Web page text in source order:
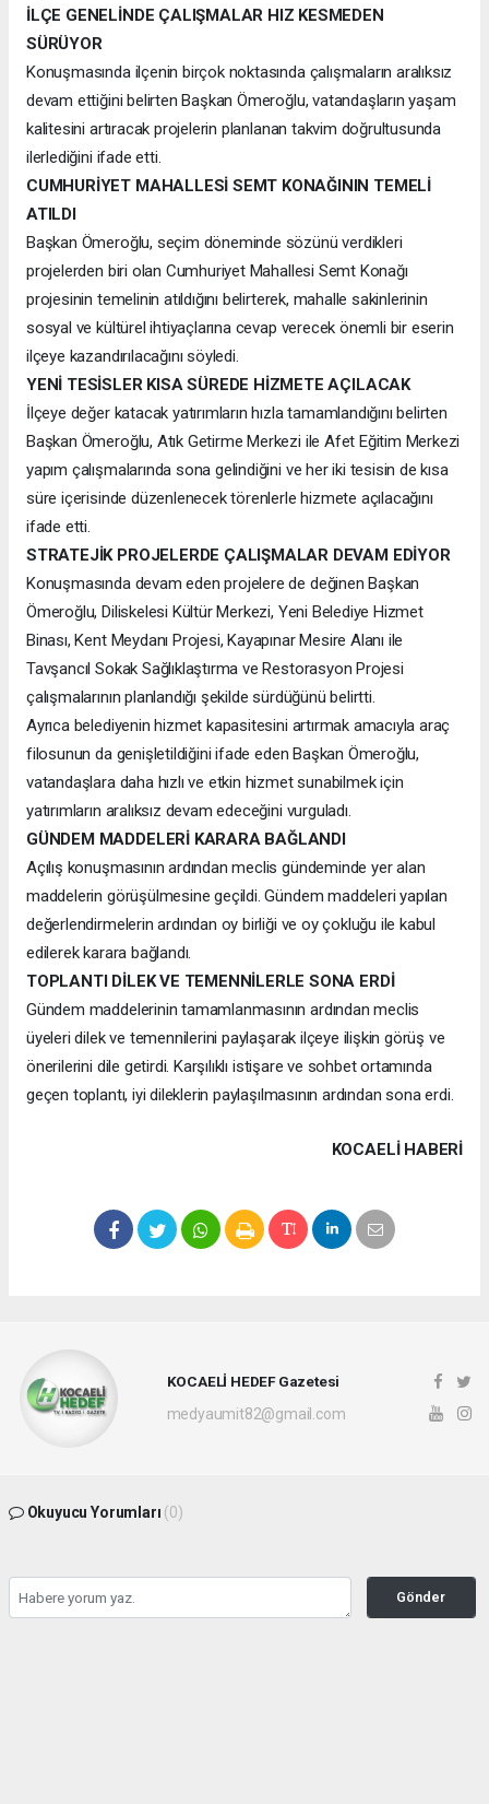
İLÇE GENELİNDE ÇALIŞMALAR HIZ KESMEDEN
SÜRÜYOR
Konuşmasında ilçenin birçok noktasında çalışmaların aralıksız
devam ettiğini belirten Başkan Ömeroğlu, vatandaşların yaşam
kalitesini artıracak projelerin planlanan takvim doğrultusunda
ilerlediğini ifade etti.
CUMHURİYET MAHALLESİ SEMT KONAĞININ TEMELİ
ATILDI
Başkan Ömeroğlu, seçim döneminde sözünü verdikleri
projelerden biri olan Cumhuriyet Mahallesi Semt Konağı
projesinin temelinin atıldığını belirterek, mahalle sakinlerinin
sosyal ve kültürel ihtiyaçlarına cevap verecek önemli bir eserin
ilçeye kazandırılacağını söyledi.
YENİ TESİSLER KISA SÜREDE HİZMETE AÇILACAK
İlçeye değer katacak yatırımların hızla tamamlandığını belirten
Başkan Ömeroğlu, Atık Getirme Merkezi ile Afet Eğitim Merkezi
yapım çalışmalarında sona gelindiğini ve her iki tesisin de kısa
süre içerisinde düzenlenecek törenlerle hizmete açılacağını
ifade etti.
STRATEJİK PROJELERDE ÇALIŞMALAR DEVAM EDİYOR
Konuşmasında devam eden projelere de değinen Başkan
Ömeroğlu, Diliskelesi Kültür Merkezi, Yeni Belediye Hizmet
Binası, Kent Meydanı Projesi, Kayapınar Mesire Alanı ile
Tavşancıl Sokak Sağlıklaştırma ve Restorasyon Projesi
çalışmalarının planlandığı şekilde sürdüğünü belirtti.
Ayrıca belediyenin hizmet kapasitesini artırmak amacıyla araç
filosunun da genişletildiğini ifade eden Başkan Ömeroğlu,
vatandaşlara daha hızlı ve etkin hizmet sunabilmek için
yatırımların aralıksız devam edeceğini vurguladı.
GÜNDEM MADDELERİ KARARA BAĞLANDI
Açılış konuşmasının ardından meclis gündeminde yer alan
maddelerin görüşülmesine geçildi. Gündem maddeleri yapılan
değerlendirmelerin ardından oy birliği ve oy çokluğu ile kabul
edilerek karara bağlandı.
TOPLANTI DİLEK VE TEMENNİLERLE SONA ERDİ
Gündem maddelerinin tamamlanmasının ardından meclis
üyeleri dilek ve temennilerini paylaşarak ilçeye ilişkin görüş ve
önerilerini dile getirdi. Karşılıklı istişare ve sohbet ortamında
geçen toplantı, iyi dileklerin paylaşılmasının ardından sona erdi.
KOCAELI HABERİ
KOCAELİ HEDEF Gazetesi
medyaumit82@gmail.com
Okuyucu Yorumları (0)
Gönder